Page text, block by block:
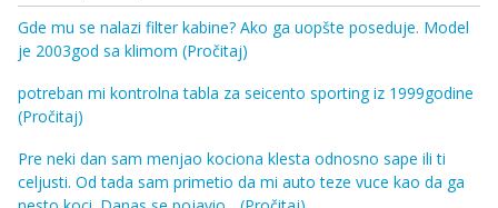
Gde mu se nalazi filter kabine? Ako ga uopšte poseduje. Model
je 2003god sa klimom (Pročitaj)
potreban mi kontrolna tabla za seicento sporting iz 1999godine
(Pročitaj)
Pre neki dan sam menjao kociona klesta odnosno sape ili ti
celjusti. Od tada sam primetio da mi auto teze vuce kao da ga